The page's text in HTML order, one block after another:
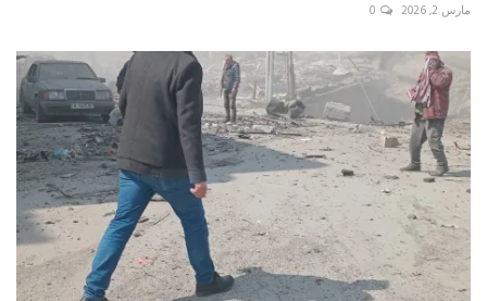
مارس 2, 2026 0